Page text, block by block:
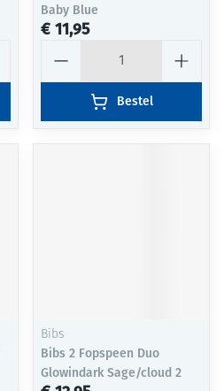
Baby Blue
€ 11,95
Bestel
Bibs
Bibs 2 Fopspeen Duo
Glowindark Sage/cloud 2